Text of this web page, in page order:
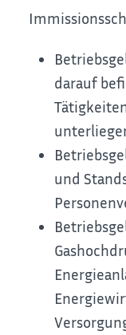
darauf
und